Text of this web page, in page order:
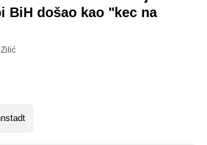
BiH došao kao "kec na